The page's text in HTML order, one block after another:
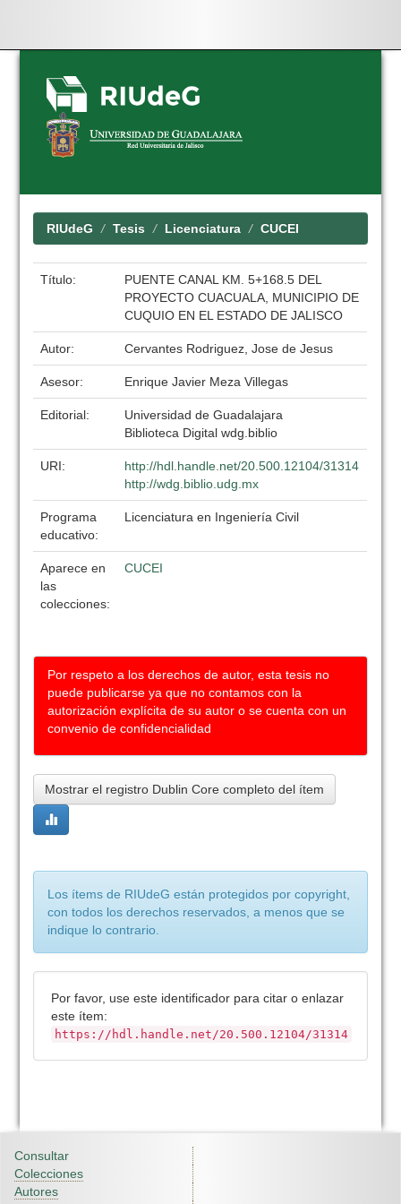
Skip
navigation
RIUdeG Tesis Licenciatura CUCEI
Título:
PUENTE CANAL KM. 5+168.5 DEL
PROYECTO CUACUALA, MUNICIPIO DE
CUQUIO EN EL ESTADO DE JALISCO
Autor: Cervantes Rodriguez, Jose de Jesus
Asesor: Enrique Javier Meza Villegas
Editorial:
Universidad de Guadalajara
Biblioteca Digital wdg.biblio
URI:
http://hdl.handle.net/20.500.12104/31314
http://wdg.biblio.udg.mx
Programa
educativo:
Licenciatura en Ingeniería Civil
Aparece en
las
colecciones:
CUCEI
Por respeto a los derechos de autor, esta tesis no
puede publicarse ya que no contamos con la
autorización explícita de su autor o se cuenta con un
convenio de confidencialidad
Mostrar el registro Dublin Core completo del ítem
Los ítems de RIUdeG están protegidos por copyright,
con todos los derechos reservados, a menos que se
indique lo contrario.
Por favor, use este identificador para citar o enlazar
este ítem:
https://hdl.handle.net/20.500.12104/31314
Consultar
Colecciones
Autores